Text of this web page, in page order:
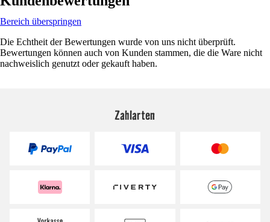
Bereich überspringen
Die Echtheit der Bewertungen wurde von uns nicht überprüft.
Bewertungen können auch von Kunden stammen, die die Ware nicht
nachweislich genutzt oder gekauft haben.
Zahlarten